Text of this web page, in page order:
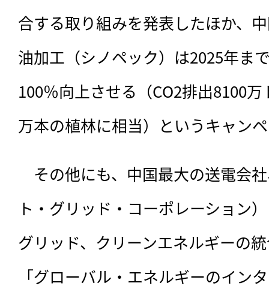
合する取り組みを発表したほか、
油加工（シノペック）は2025年ま
100％向上させる（CO2排出8100
万本の植林に相当）というキャン
その他にも、中国最大の送電会
ト・グリッド・コーポレーション
グリッド、クリーンエネルギーの
「グローバル・エネルギーのイン